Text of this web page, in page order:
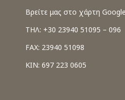
Βρείτε μας στο χάρτη
ΤΗΛ: +30 23940 51095 – 096
FAX: 23940 51098
ΚΙΝ: 697 223 0605